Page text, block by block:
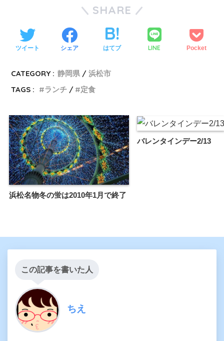
SHARE
ツイート シェア はてブ LINE Pocket
CATEGORY : 静岡県
浜松市
TAGS :
ランチ 定食
浜松名物冬の蛍は2010年1月で終了
バレンタインデー2/13
この記事を書いた人
ちえ